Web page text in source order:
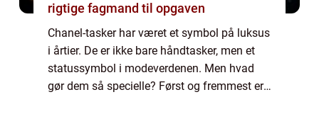
rigtige fagmand til opgaven
Chanel-tasker har været et symbol på luksus
i årtier. De er ikke bare håndtasker, men et
statussymbol i modeverdenen. Men hvad
gør dem så specielle? Først og fremmest er